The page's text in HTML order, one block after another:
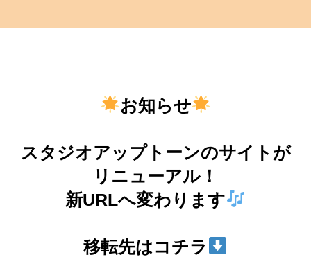
お知らせ
スタジオアップトーンのサイトが
リニューアル！
新URLへ変わります
移転先はコチラ